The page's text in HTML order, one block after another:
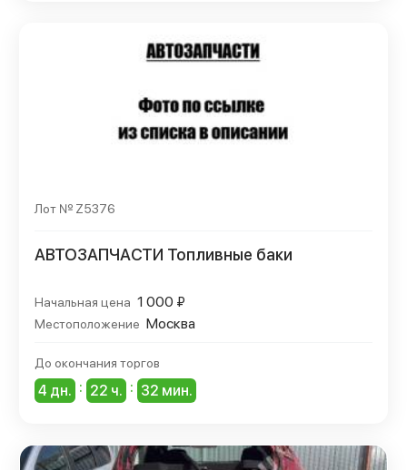
Лот № Z5376
АВТОЗАПЧАСТИ Топливные баки
Начальная цена 1 000 ₽
Местоположение Москва
До окончания торгов
4 дн. : 22 ч. : 32 мин.